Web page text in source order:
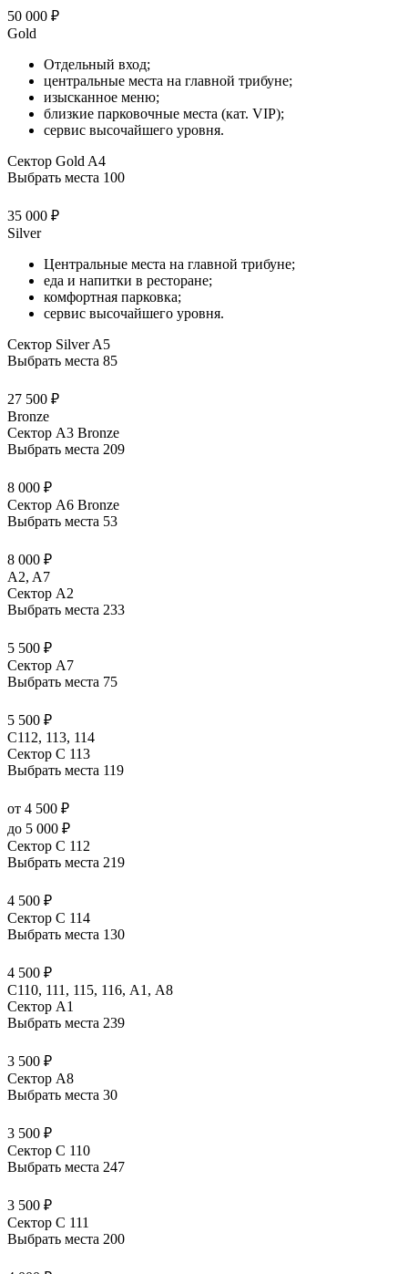
50 000 ₽
Gold
Отдельный вход;
центральные места на главной трибуне;
изысканное меню;
близкие парковочные места (кат. VIP);
сервис высочайшего уровня.
Сектор Gold A4
Выбрать места 100
35 000 ₽
Silver
Центральные места на главной трибуне;
еда и напитки в ресторане;
комфортная парковка;
сервис высочайшего уровня.
Сектор Silver A5
Выбрать места 85
27 500 ₽
Bronze
Сектор А3 Bronze
Выбрать места 209
8 000 ₽
Сектор А6 Bronze
Выбрать места 53
8 000 ₽
A2, A7
Сектор А2
Выбрать места 233
5 500 ₽
Сектор А7
Выбрать места 75
5 500 ₽
С112, 113, 114
Сектор C 113
Выбрать места 119
от 4 500 ₽
до 5 000 ₽
Сектор C 112
Выбрать места 219
4 500 ₽
Сектор C 114
Выбрать места 130
4 500 ₽
C110, 111, 115, 116, А1, A8
Сектор A1
Выбрать места 239
3 500 ₽
Сектор A8
Выбрать места 30
3 500 ₽
Сектор C 110
Выбрать места 247
3 500 ₽
Сектор C 111
Выбрать места 200